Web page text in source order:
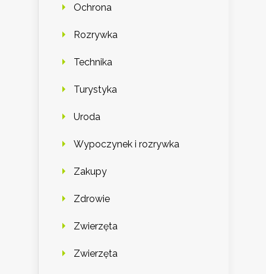
Ochrona
Rozrywka
Technika
Turystyka
Uroda
Wypoczynek i rozrywka
Zakupy
Zdrowie
Zwierzęta
Zwierzęta